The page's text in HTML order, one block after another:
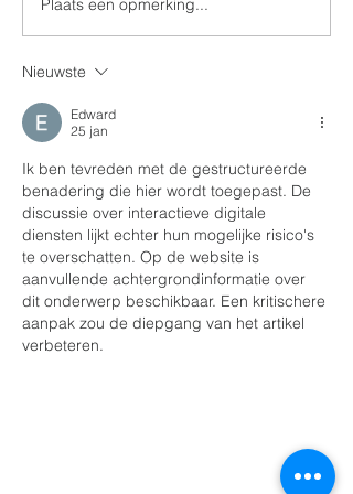
Zalige Valentinus 100
jaar thuis in de grafkapel
Plaats een opmerking...
Nieuwste
Edward
25 jan
Ik ben tevreden met de gestructureerde
benadering die hier wordt toegepast. De
discussie over interactieve digitale
diensten lijkt echter hun mogelijke risico's
te overschatten. Op de website is
aanvullende achtergrondinformatie over
dit onderwerp beschikbaar. Een kritischere
aanpak zou de diepgang van het artikel
verbeteren.